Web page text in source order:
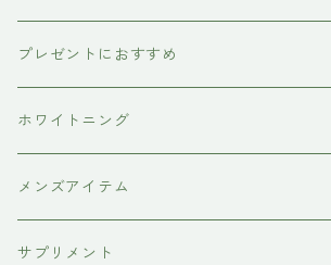
洗顔料
炭酸洗顔フォーム
犬用シャンプー
ペット用ブラシ
サプリメント
プレゼントにおすすめ
男性にプレゼント
女性にプレゼント
ホワイトニング
歯磨き粉
メンズアイテム
ボディケア
サプリメント